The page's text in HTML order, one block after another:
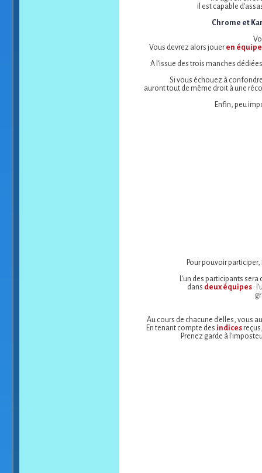
il est capable
Chrome et
Vous devrez alors joueren équipe
A l’issue des trois manches
Si vous échouez à
auront tout de même droit à une
Enfin, peu
Pour pouvoir
L'un des participants
dans deux équipes :
Au cours de chacune d'elles, vous
En tenant compte des indices
Prenez garde à